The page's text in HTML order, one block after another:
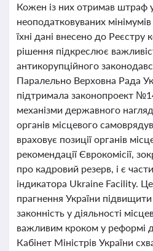
Кожен із них отримав штраф
неоподатковуваних
їхні дані внесено до Реєстру
рішення підкреслює
антикорупційного
Паралельно Верховна Рада
підтримала законопроект
механізми державного
органів місцевого
враховує позиції органів
рекомендації Єврокомісії,
про кадровий резерв, і є
індикатора Ukraine Facility.
прагнення України підвищити
законність у діяльності
важливим кроком у реформі
Кабінет Міністрів України